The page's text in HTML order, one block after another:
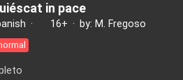
in pace
· 16+ · by: M. Fregoso